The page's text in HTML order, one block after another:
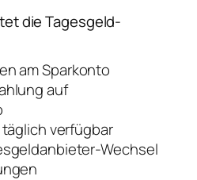
die Tagesgeld-
am Sparkonto
auf
verfügbar
Wechsel